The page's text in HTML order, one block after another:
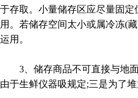
于存取。小量储存区应尽量固
用。若储存空间太小或属冷冻(
运用。
3、储存商品不可直接与地面
由于生鲜仪器吸规定;三是为了堆